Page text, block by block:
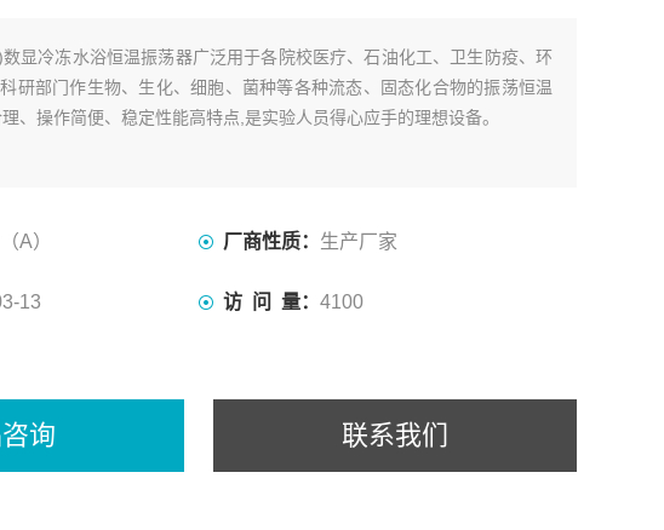
数显冷冻水浴恒温振荡器广泛用于各院校医疗、石油化工、卫生防疫、环
研部门作生物、生化、细胞、菌种等各种流态、固态化合物的振荡恒温
、操作简便、稳定性能高特点,是实验人员得心应手的理想设备。
A） 厂商性质： 生产厂家
13 访 问 量： 4100
询 联系我们